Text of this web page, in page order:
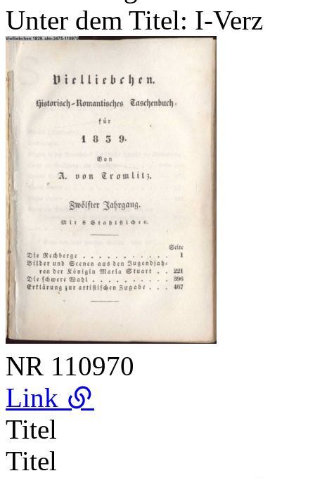
Unter dem Titel: I-Verz
NR 110970
Link
Titel
Titel